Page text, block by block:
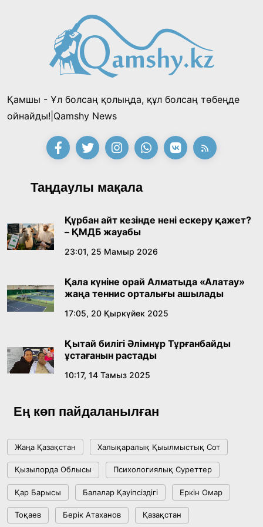
Қонаев қаласының әкімі «Славян базары»
байқауының жеңімпазы Ақерке Амалятты
қабылдады
16:27, 23 Шілде 2026
Қазақ тіліндегі «құт» концептісінің
09:21, 21 Шілде 2026
Абайдың адам тәрбиесі туралы
көзқарастарының өзектілігі
18:59, 20 Шілде 2026
Жасанды интеллект: адамзаттың көмекшісі
18:16, 20 Шілде 2026
Ұлттық архивтің ашылғанына 20 жыл: негізгі
17:09, 20 Шілде 2026
күйіне назар аударды
АЛТЫН ОРДА ТАРИХЫН ОҚЫТУДЫҢ
ИННОВАЦИЯЛЫҚ ТӘСІЛДЕРІ ЕНГІЗІЛЕДІ
10:28, 15 Шілде 2026
Қамшы - Ұл болсаң қолыңда, құл болсаң төбеңде
ойнайды!|Qamshy News
Таңдаулы мақала
Құрбан айт кезінде нені ескеру қажет?
– ҚМДБ жауабы
23:01, 25 Мамыр 2026
Қала күніне орай Алматыда «Алатау»
жаңа теннис орталығы ашылады
17:05, 20 Қыркүйек 2025
Қытай билігі Әлімнұр Тұрғанбайды
ұстағанын растады
10:17, 14 Тамыз 2025
Ең көп пайдаланылған
Жаңа Қазақстан Халықаралық Қыылмыстық Сот
Қызылорда Облысы Психологиялық Суреттер
Қар Барысы Балалар Қауіпсіздігі Еркін Омар
Тоқаев Берік Атаханов Қазақстан